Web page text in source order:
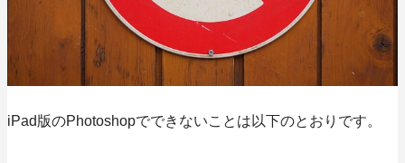
iPad版のPhotoshopでできないことは以下のとおりです。